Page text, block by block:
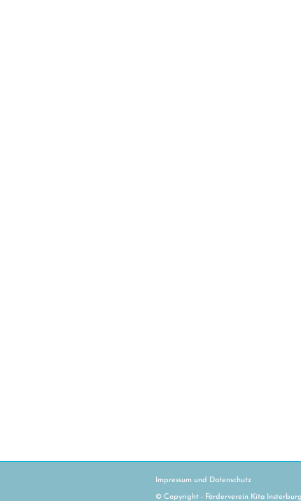
Impressum und Datenschutz
© Copyright - Förderverein Kita